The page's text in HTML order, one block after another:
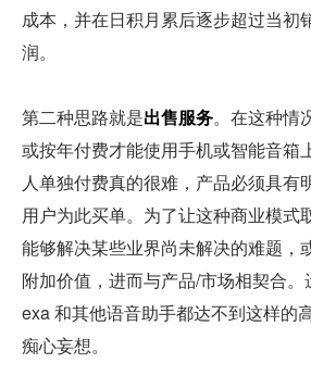
成本，并在日积月累后逐步超过当初
润。
第二种思路就是出售服务。在这种情
或按年付费才能使用手机或智能音箱
人单独付费真的很难，产品必须具有
用户为此买单。为了让这种商业模式
能够解决某些业界尚未解决的难题，
附加价值，进而与产品/市场相契合
exa 和其他语音助手都达不到这样的
痴心妄想。